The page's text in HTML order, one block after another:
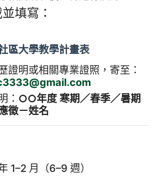
填寫：
區大學教學計畫表
證明或相關專業證照，寄至：
： ○○年度 寒期／春季／暑期
徵－姓名
1–2 月（6–9 週）